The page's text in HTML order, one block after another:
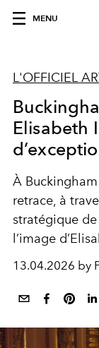
MENU
L'OFFICIEL
Elisabeth
À
retrace, à
stratégique
l’image
13.04.2026 by